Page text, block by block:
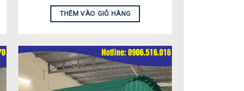
THÊM VÀO GIỎ HÀNG